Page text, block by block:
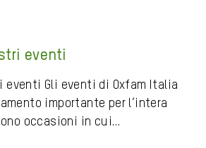
eventi
Gli eventi di Oxfam Italia
importante per l’intera
occasioni in cui…